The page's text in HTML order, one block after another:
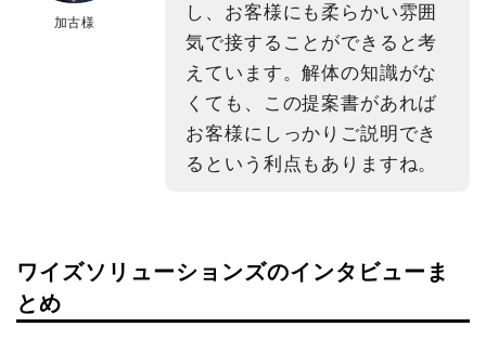
加古様
し、お客様にも柔らかい雰囲
気で接することができると考
えています。解体の知識がな
くても、この提案書があれば
お客様にしっかりご説明でき
るという利点もありますね。
ワイズソリューションズのインタビューま
とめ